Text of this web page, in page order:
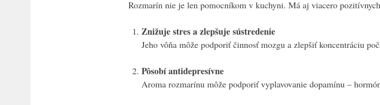
Rozmarín nie je len pomocníkom v kuchyni. Má aj viacero
Znižuje stres a zlepšuje sústredenie
Jeho vôňa môže podporiť činnosť mozgu a zlepšiť koncentráciu
Pôsobí antidepresívne
Aroma rozmarínu môže podporiť vyplavovanie dopamínu –